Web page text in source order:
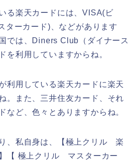
る楽天カードには、VISA(ビ
ターカード)、などがあります
では、Diners Club（ダイナース
を利用していますからね。
利用している楽天カードに楽天
。また、三井住友カード、それ
など、色々とありますからね。
、私自身は、【極上クリル 楽
【 極上クリル マスターカー